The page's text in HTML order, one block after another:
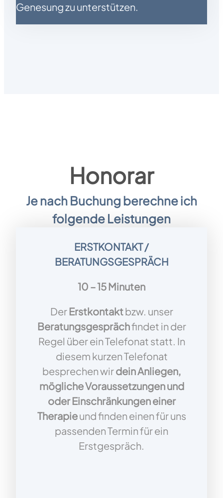
Genesung zu unterstützen.
Honorar
Je nach Buchung berechne ich
folgende Leistungen
ERSTKONTAKT /
BERATUNGSGESPRÄCH
10 – 15 Minuten
DerErstkontaktbzw. unser
Beratungsgesprächfindet in der
Regel über ein Telefonat statt. In
diesem kurzen Telefonat
besprechen wirdein Anliegen,
mögliche Voraussetzungen und
oder Einschränkungen einer
Therapieund finden einen für uns
passenden Termin für ein
Erstgespräch.